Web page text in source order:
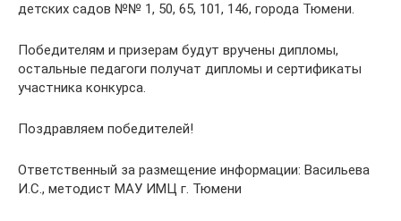
детских садов №№ 1, 50, 65, 101, 146, города Тюмени.
Победителям и призерам будут вручены дипломы,
остальные педагоги получат дипломы и сертификаты
участника конкурса.
Поздравляем победителей!
Ответственный за размещение информации: Васильева
И.С., методист МАУ ИМЦ г. Тюмени